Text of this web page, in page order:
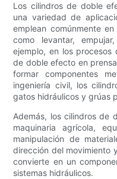
Los cilindros de doble
una variedad de
emplean comúnmente
como levantar,
ejemplo, en los
de doble efecto en
formar componentes
ingeniería civil, los
gatos hidráulicos y grúas
Además, los cilindros de
maquinaria agrícola,
manipulación de
dirección del movimiento
convierte en un
sistemas hidráulicos.